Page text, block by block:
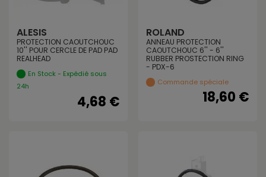
ALESIS
PROTECTION CAOUTCHOUC
10'' POUR CERCLE DE PAD PAD
REALHEAD
En Stock - Expédié sous
24h
4,68 €
ROLAND
ANNEAU PROTECTION
CAOUTCHOUC 6'' - 6''
RUBBER PROSTECTION RING
- PDX-6
Commande spéciale
18,60 €